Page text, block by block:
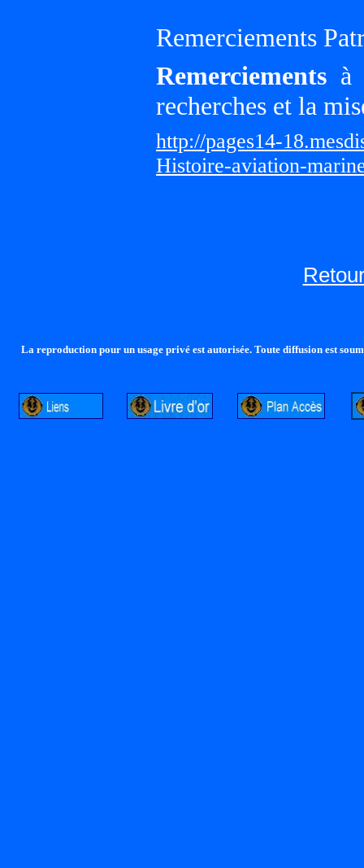
Remerciements
Remerciements à
recherches et la
http://pages14-
Histoire-aviation-
La reproduction pour un usage privé est autorisée. Toute diffusion est